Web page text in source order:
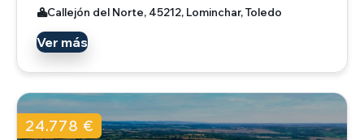
Callejón del Norte, 45212, Lominchar, Toledo
Ver más
24.778 €